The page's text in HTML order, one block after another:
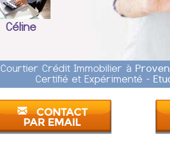
Céline
Courtier Crédit Immobilier à
Certifié et Expérimenté -
CONTACT
PAR EMAIL